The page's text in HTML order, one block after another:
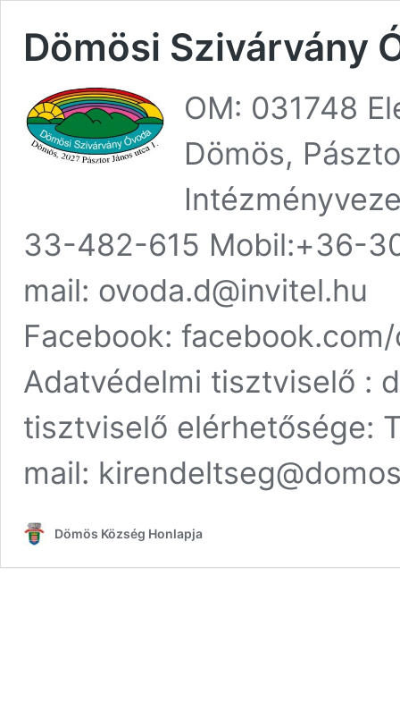
Dömösi Szivárvány
OM: 031748
Dömös,
33-482-615 Mobil:+36-
mail: ovoda.d@invitel.hu
Facebook:
Adatvédelmi tisztviselő :
tisztviselő elérhetősége:
mail:
Dömös Község Honlapja